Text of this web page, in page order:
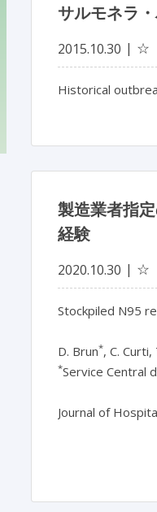
サルモネラ
2015.10.30 ☆
Historical
製造業者指
経験
2020.10.30 ☆
Stockpiled N95
D. Brun*
*Service Central
Journal of